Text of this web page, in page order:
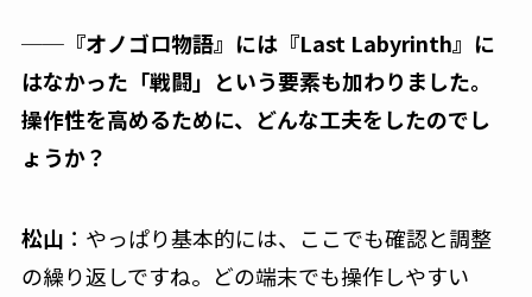
──『オノゴロ物語』には『Last Labyrinth』に
はなかった「戦闘」という要素も加わりました。
操作性を高めるために、どんな工夫をしたのでし
ょうか？
松山 ：やっぱり基本的には、ここでも確認と調整
の繰り返しですね。どの端末でも操作しやすい